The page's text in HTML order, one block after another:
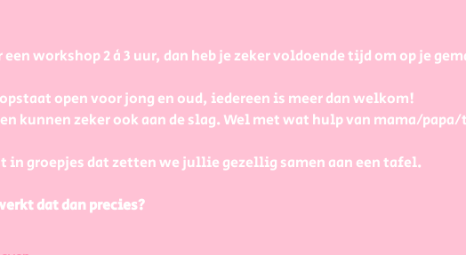
een workshop 2 à 3 uur, dan heb je zeker voldoende tijd om op je
open voor jong en oud, iedereen is meer dan welkom!
kunnen zeker ook aan de slag. Wel met wat hulp van mama/
in groepjes dat zetten we jullie gezellig samen aan een tafel.
dat dan precies?